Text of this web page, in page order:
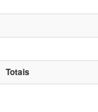
Totais